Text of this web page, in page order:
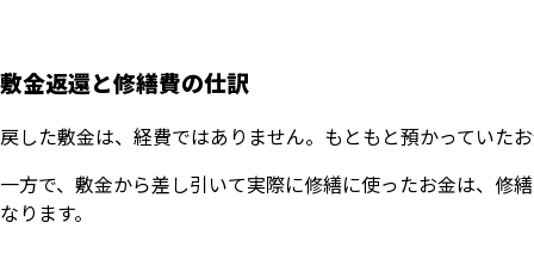
敷金返還と修繕費の仕訳
戻した敷金は、経費ではありません。もともと預かっていた
一方で、敷金から差し引いて実際に修繕に使ったお金は、修
なります。